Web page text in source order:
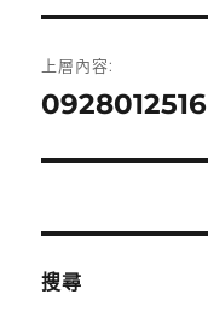
章
上層內容:
0928012516
搜尋